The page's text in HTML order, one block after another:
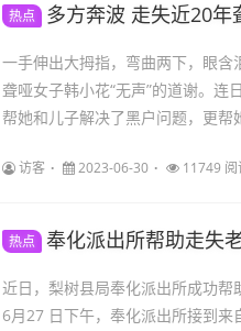
热点 多方奔波 走失近20
一手伸出大拇指，弯曲两下，眼
聋哑女子韩小花“无声”的道谢。
帮她和儿子解决了黑户问题，更帮
访客 2023-06-30 11749 阅
热点 奉化派出所帮助走失
近日，梨树县局奉化派出所成功帮
6月27 日下午，奉化派出所接到